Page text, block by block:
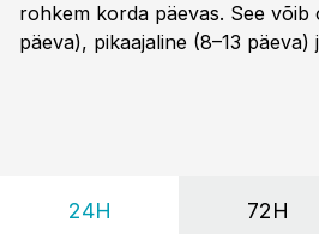
rohkem korda päevas. See võib
päeva), pikaajaline (8–13
24H 72H